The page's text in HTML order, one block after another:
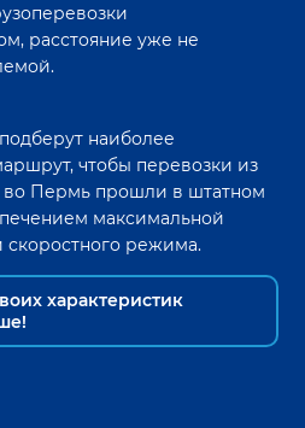
расстояние уже не
наиболее
чтобы перевозки из
во Пермь прошли в штатном
максимальной
скоростного режима.
характеристик